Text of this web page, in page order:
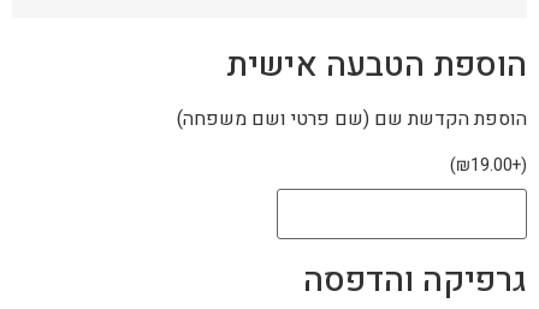
הטבעה אישית
הקדשת שם (שם פרטי ושם משפחה)
₪19.00
)
והדפסה